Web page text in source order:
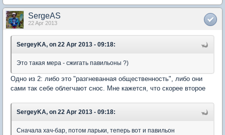
SergeAS
22 Apr 2013
SergeyKA, on 22 Apr 2013 - 09:18:
Это такая мера - сжигать павильоны ?)
Одно из 2: либо это "разгневанная общественность", либо они
сами так себе облегчают снос. Мне кажется, что скорее второе
SergeyKA, on 22 Apr 2013 - 09:18:
Сначала хач-бар, потом ларьки, теперь вот и павильон